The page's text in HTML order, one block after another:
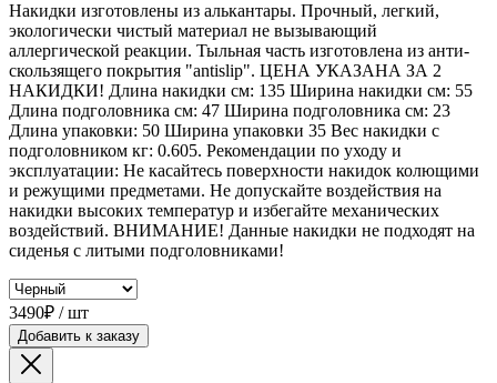
Накидки изготовлены из алькантары. Прочный, легкий,
экологически чистый материал не вызывающий
аллергической реакции. Тыльная часть изготовлена из анти-
скользящего покрытия "antislip". ЦЕНА УКАЗАНА ЗА 2
НАКИДКИ! Длина накидки см: 135 Ширина накидки см: 55
Длина подголовника см: 47 Ширина подголовника см: 23
Длина упаковки: 50 Ширина упаковки 35 Вес накидки с
подголовником кг: 0.605. Рекомендации по уходу и
эксплуатации: Не касайтесь поверхности накидок колющими
и режущими предметами. Не допускайте воздействия на
накидки высоких температур и избегайте механических
воздействий. ВНИМАНИЕ! Данные накидки не подходят на
сиденья с литыми подголовниками!
3490₽ / шт
Добавить к заказу